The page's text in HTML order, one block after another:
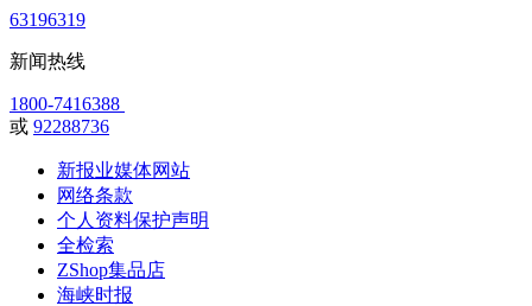
63196319
新闻热线
1800-7416388
或 92288736
新报业媒体网站
网络条款
个人资料保护声明
全检索
ZShop集品店
海峡时报